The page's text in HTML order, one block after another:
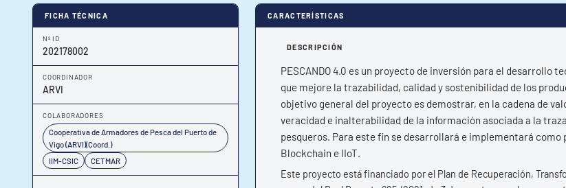
FICHA TÉCNICA
Nº ID
202178002
COORDINADOR
ARVI
COLABORADORES
Cooperativa de Armadores de Pesca del Puerto de
Vigo (ARVI)(Coord.)
IIM-CSIC
CETMAR
CARACTERÍSTICAS
DESCRIPCIÓN
PESCANDO 4.0 es un proyecto de inversión para el
que mejore la trazabilidad, calidad y sostenibilidad de los
objetivo general del proyecto es demostrar, en la cadena de
veracidad e inalterabilidad de la información asociada a la
pesqueros. Para este fin se desarrollará e implementará
Blockchain e IIoT.
Este proyecto está financiado por el Plan de Recuperación,